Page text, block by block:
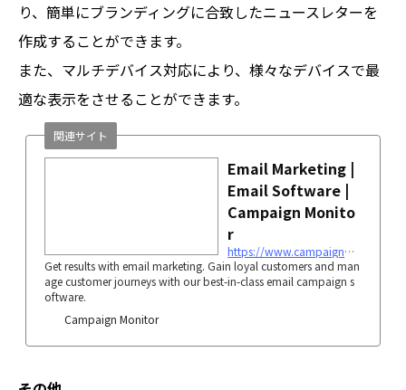
り、簡単にブランディングに合致したニュースレターを
作成することができます。
また、マルチデバイス対応により、様々なデバイスで最
適な表示をさせることができます。
Email Marketing |
Email Software |
Campaign Monito
r
https://www.campaignmonitor.com
Get results with email marketing. Gain loyal customers and man
age customer journeys with our best-in-class email campaign s
oftware.
Campaign Monitor
関連サイト